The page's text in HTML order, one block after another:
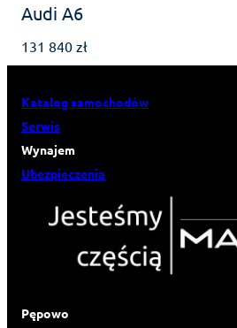
Audi A6
131 840 zł
Katalog samochodów
Serwis
Wynajem
Ubezpieczenia
Pępowo